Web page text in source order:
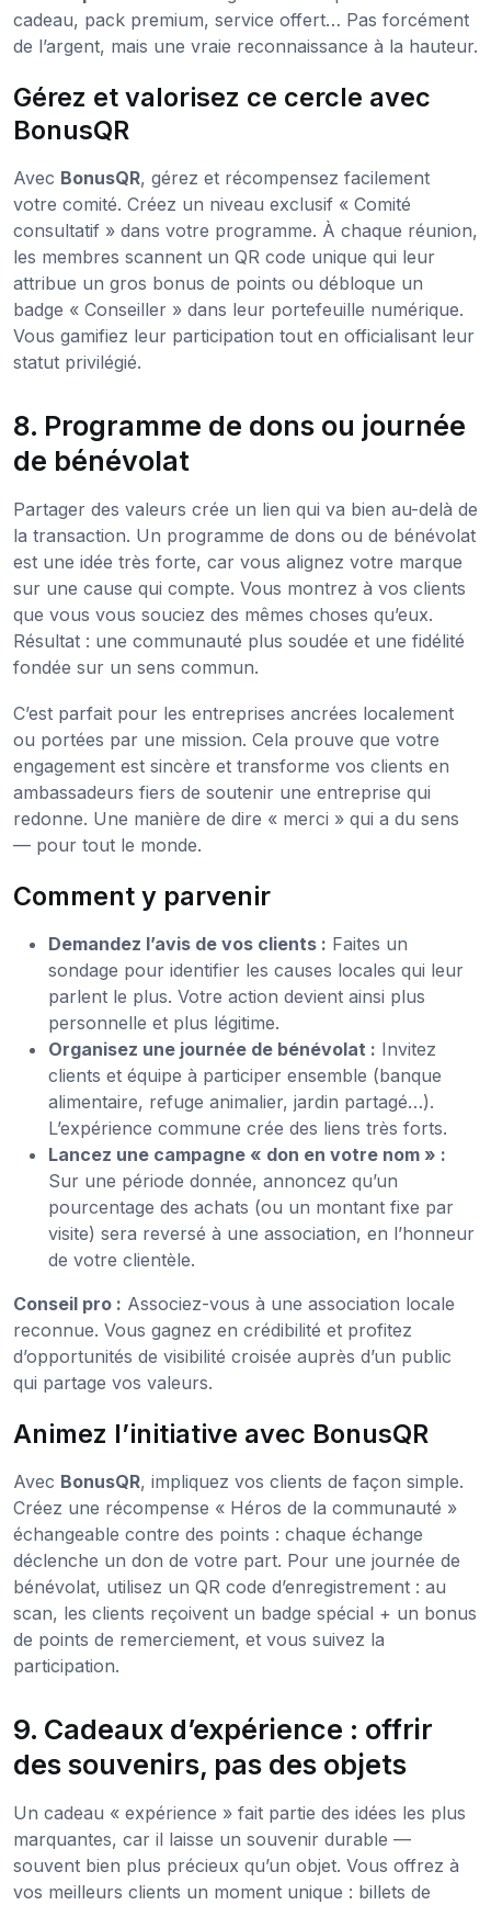
cadeau, pack premium, service offert… Pas forcément
de l’argent, mais une vraie reconnaissance à la hauteur.
Gérez et valorisez ce cercle avec
BonusQR
Avec BonusQR, gérez et récompensez facilement
votre comité. Créez un niveau exclusif « Comité
consultatif » dans votre programme. À chaque réunion,
les membres scannent un QR code unique qui leur
attribue un gros bonus de points ou débloque un
badge « Conseiller » dans leur portefeuille numérique.
Vous gamifiez leur participation tout en officialisant leur
statut privilégié.
8. Programme de dons ou journée
de bénévolat
Partager des valeurs crée un lien qui va bien au-delà de
la transaction. Un programme de dons ou de bénévolat
est une idée très forte, car vous alignez votre marque
sur une cause qui compte. Vous montrez à vos clients
que vous vous souciez des mêmes choses qu’eux.
Résultat : une communauté plus soudée et une fidélité
fondée sur un sens commun.
C’est parfait pour les entreprises ancrées localement
ou portées par une mission. Cela prouve que votre
engagement est sincère et transforme vos clients en
ambassadeurs fiers de soutenir une entreprise qui
redonne. Une manière de dire « merci » qui a du sens
— pour tout le monde.
Comment y parvenir
Demandez l’avis de vos clients : Faites un
sondage pour identifier les causes locales qui leur
parlent le plus. Votre action devient ainsi plus
personnelle et plus légitime.
Organisez une journée de bénévolat : Invitez
clients et équipe à participer ensemble (banque
alimentaire, refuge animalier, jardin partagé…).
L’expérience commune crée des liens très forts.
Lancez une campagne « don en votre nom » :
Sur une période donnée, annoncez qu’un
pourcentage des achats (ou un montant fixe par
visite) sera reversé à une association, en l’honneur
de votre clientèle.
Conseil pro : Associez-vous à une association locale
reconnue. Vous gagnez en crédibilité et profitez
d’opportunités de visibilité croisée auprès d’un public
qui partage vos valeurs.
Animez l’initiative avec BonusQR
Avec BonusQR, impliquez vos clients de façon simple.
Créez une récompense « Héros de la communauté »
échangeable contre des points : chaque échange
déclenche un don de votre part. Pour une journée de
bénévolat, utilisez un QR code d’enregistrement : au
scan, les clients reçoivent un badge spécial + un bonus
de points de remerciement, et vous suivez la
participation.
9. Cadeaux d’expérience : offrir
des souvenirs, pas des objets
Un cadeau « expérience » fait partie des idées les plus
marquantes, car il laisse un souvenir durable —
souvent bien plus précieux qu’un objet. Vous offrez à
vos meilleurs clients un moment unique : billets de